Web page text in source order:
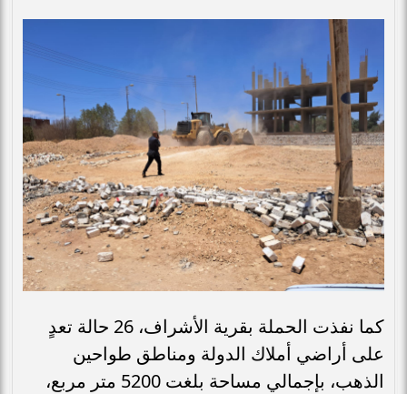
كما نفذت الحملة بقرية الأشراف، 26 حالة تعدٍ
على أراضي أملاك الدولة ومناطق طواحين
الذهب، بإجمالي مساحة بلغت 5200 متر مربع،